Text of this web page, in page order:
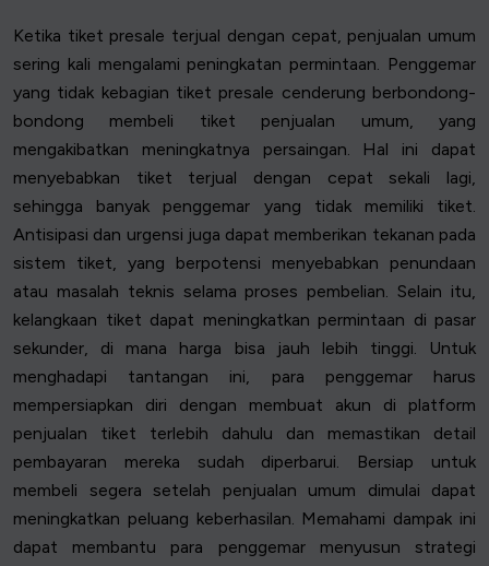
Ketika tiket presale terjual dengan cepat, penjualan umum
sering kali mengalami peningkatan permintaan. Penggemar
yang tidak kebagian tiket presale cenderung berbondong-
bondong membeli tiket penjualan umum, yang
mengakibatkan meningkatnya persaingan. Hal ini dapat
menyebabkan tiket terjual dengan cepat sekali lagi,
sehingga banyak penggemar yang tidak memiliki tiket.
Antisipasi dan urgensi juga dapat memberikan tekanan pada
sistem tiket, yang berpotensi menyebabkan penundaan
atau masalah teknis selama proses pembelian. Selain itu,
kelangkaan tiket dapat meningkatkan permintaan di pasar
sekunder, di mana harga bisa jauh lebih tinggi. Untuk
menghadapi tantangan ini, para penggemar harus
mempersiapkan diri dengan membuat akun di platform
penjualan tiket terlebih dahulu dan memastikan detail
pembayaran mereka sudah diperbarui. Bersiap untuk
membeli segera setelah penjualan umum dimulai dapat
meningkatkan peluang keberhasilan. Memahami dampak ini
dapat membantu para penggemar menyusun strategi